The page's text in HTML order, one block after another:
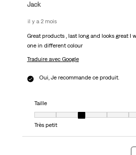
Jack
il y a 2 mois
Great products , last long and looks great I
one in different colour
Traduire avec Google
Oui, Je recommande ce produit.
Taille
Taille, 3 sur 7, où 1 est égal à Très petit et
Très petit